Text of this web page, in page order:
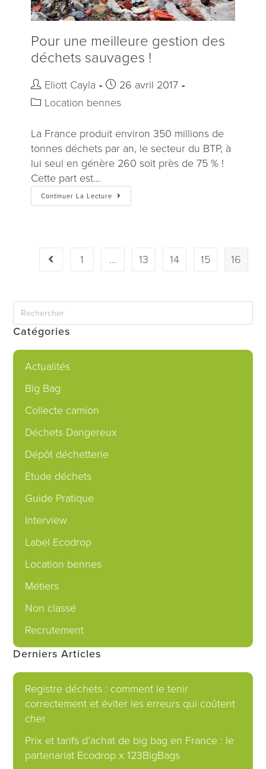
Pour une meilleure gestion des
déchets sauvages !
Eliott Cayla
26 avril 2017
Location bennes
La France produit environ 350 millions de
tonnes déchets par an, le secteur du BTP, à
lui seul en génère 260 soit près de 75 % !
Cette part est…
Continuer La Lecture
1 … 13 14 15 16
Catégories
Actualités
Big Bag
Collecte camion
Déchets Dangereux
Dépôt déchetterie
Etude déchets
Guide Pratique
Interview
Label Ecodrop
Location bennes
Métiers
Non classé
Recrutement
Derniers Articles
Registre déchets : comment le tenir
correctement et éviter les erreurs qui coûtent
cher
Prix et tarifs d’achat de big bag en France : le
partenariat Ecodrop x 123BigBags